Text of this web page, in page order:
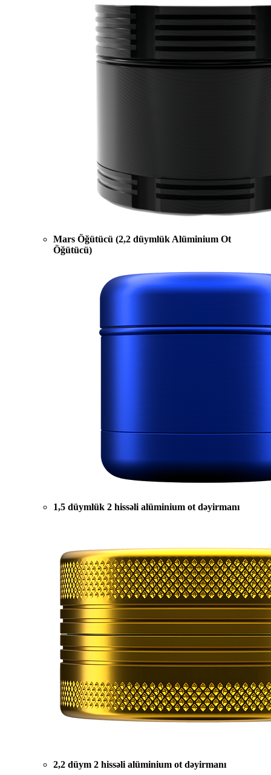
Mars Öğütücü (2,2 düymlük Alüminium Ot
Öğütücü)
1,5 düymlük 2 hissəli alüminium ot dəyirmanı
2,2 düym 2 hissəli alüminium ot dəyirmanı